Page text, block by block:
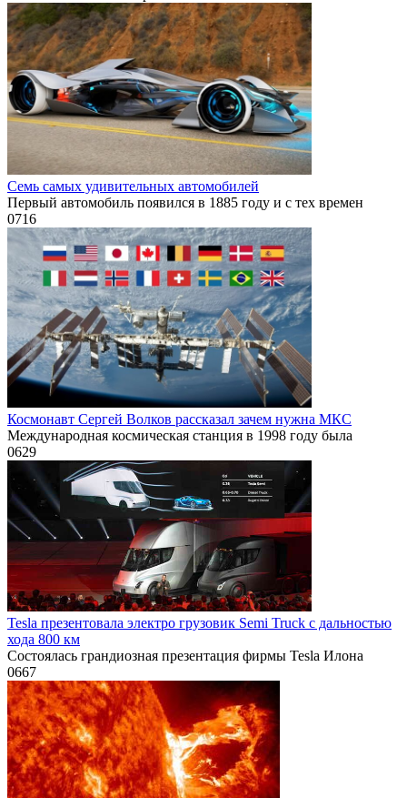
Семь самых удивительных автомобилей
Первый автомобиль появился в 1885 году и с тех времен
0716
Космонавт Сергей Волков рассказал зачем нужна МКС
Международная космическая станция в 1998 году была
0629
Tesla презентовала электро грузовик Semi Truck с дальностью
хода 800 км
Состоялась грандиозная презентация фирмы Tesla Илона
0667